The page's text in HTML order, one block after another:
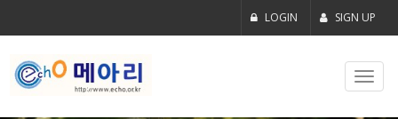
LOGIN SIGN UP